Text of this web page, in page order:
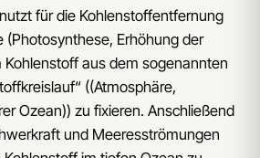
für die Kohlenstoffentfernung
(Photosynthese, Erhöhung der
Kohlenstoff aus dem sogenannten
((Atmosphäre,
Ozean)) zu fixieren. Anschließend
und Meeresströmungen